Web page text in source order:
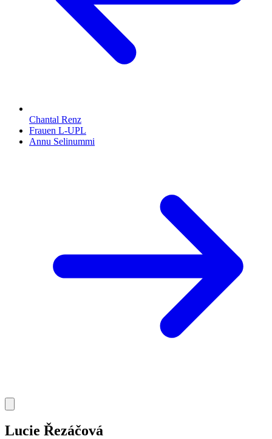
Chantal Renz
Frauen L-UPL
Annu Selinummi
Lucie Řezáčová